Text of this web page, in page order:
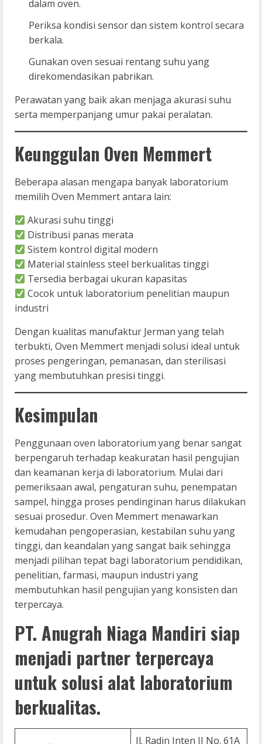
dalam oven.
Periksa kondisi sensor dan sistem kontrol secara
berkala.
Gunakan oven sesuai rentang suhu yang
direkomendasikan pabrikan.
Perawatan yang baik akan menjaga akurasi suhu
serta memperpanjang umur pakai peralatan.
Keunggulan Oven Memmert
Beberapa alasan mengapa banyak laboratorium
memilih Oven Memmert antara lain:
Akurasi suhu tinggi
Distribusi panas merata
Sistem kontrol digital modern
Material stainless steel berkualitas tinggi
Tersedia berbagai ukuran kapasitas
Cocok untuk laboratorium penelitian maupun
industri
Dengan kualitas manufaktur Jerman yang telah
terbukti, Oven Memmert menjadi solusi ideal untuk
proses pengeringan, pemanasan, dan sterilisasi
yang membutuhkan presisi tinggi.
Kesimpulan
Penggunaan oven laboratorium yang benar sangat
berpengaruh terhadap keakuratan hasil pengujian
dan keamanan kerja di laboratorium. Mulai dari
pemeriksaan awal, pengaturan suhu, penempatan
sampel, hingga proses pendinginan harus dilakukan
sesuai prosedur. Oven Memmert menawarkan
kemudahan pengoperasian, kestabilan suhu yang
tinggi, dan keandalan yang sangat baik sehingga
menjadi pilihan tepat bagi laboratorium pendidikan,
penelitian, farmasi, maupun industri yang
membutuhkan hasil pengujian yang konsisten dan
terpercaya.
PT. Anugrah Niaga Mandiri siap
menjadi partner terpercaya
untuk solusi alat laboratorium
berkualitas.
Jl. Radin Inten II No. 61A